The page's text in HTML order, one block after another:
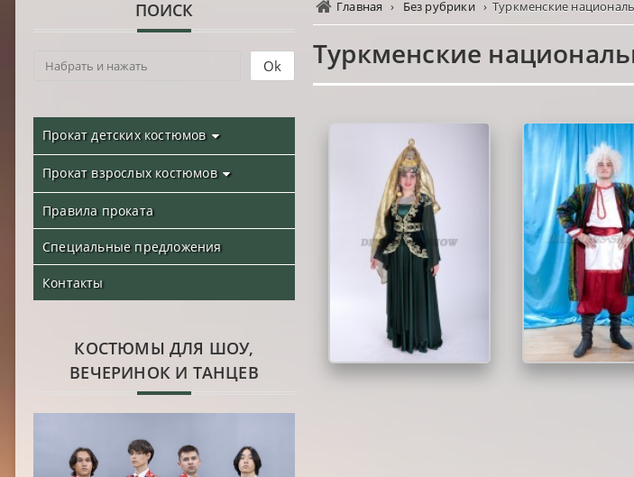
ПОИСК
Прокат детских костюмов
Прокат взрослых костюмов
Правила проката
Специальные предложения
Контакты
КОСТЮМЫ ДЛЯ ШОУ,
ВЕЧЕРИНОК И ТАНЦЕВ
Главная › Без рубрики › Туркменские
Туркменские